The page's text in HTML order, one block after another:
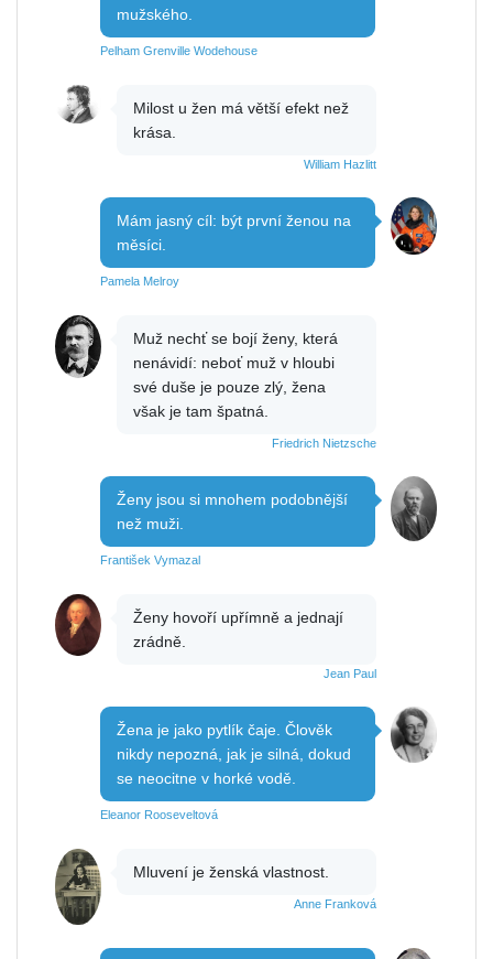
mužského.
Pelham Grenville Wodehouse
Milost u žen má větší efekt než
krása.
William Hazlitt
Mám jasný cíl: být první ženou na
měsíci.
Pamela Melroy
Muž nechť se bojí ženy, která
nenávidí: neboť muž v hloubi
své duše je pouze zlý, žena
však je tam špatná.
Friedrich Nietzsche
Ženy jsou si mnohem podobnější
než muži.
František Vymazal
Ženy hovoří upřímně a jednají
zrádně.
Jean Paul
Žena je jako pytlík čaje. Člověk
nikdy nepozná, jak je silná, dokud
se neocitne v horké vodě.
Eleanor Rooseveltová
Mluvení je ženská vlastnost.
Anne Franková